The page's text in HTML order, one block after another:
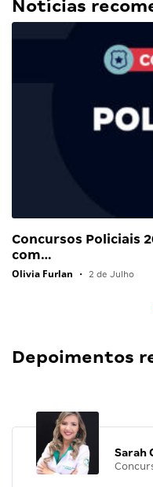
Notícias
Concursos Policiais
com…
Olivia Furlan • 2 de Julho
Depoimentos
Sarah